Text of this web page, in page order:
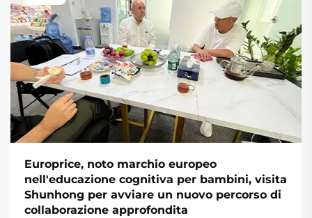
Europrice, noto marchio europeo
nell'educazione cognitiva per bambini, visita
Shunhong per avviare un nuovo percorso di
collaborazione approfondita